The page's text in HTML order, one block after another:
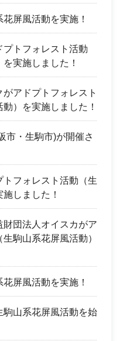
屏風活動を実施！
トフォレスト活動
を実施しました！
アドプトフォレスト
）を実施しました！
市・生駒市)が開催さ
フォレスト活動（生
しました！
財団法人オイスカがア
駒山系花屏風活動）
屏風活動を実施！
山系花屏風活動を始